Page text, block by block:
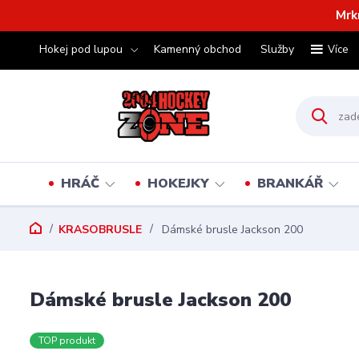
Hokej pod lupou Kamenný obchod Služby Více
HRÁČ HOKEJKY BRANKÁŘ
KRASOBRUSLE Dámské brusle Jackson 200
Dámské brusle Jackson 200
TOP produkt